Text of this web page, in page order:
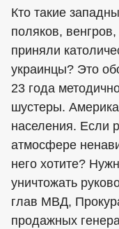
Кто такие
поляков,
приняли
украинцы? Это
23 года
шустеры.
населения. Если
атмосфере
него хотите?
уничтожать
глав МВД,
продажных